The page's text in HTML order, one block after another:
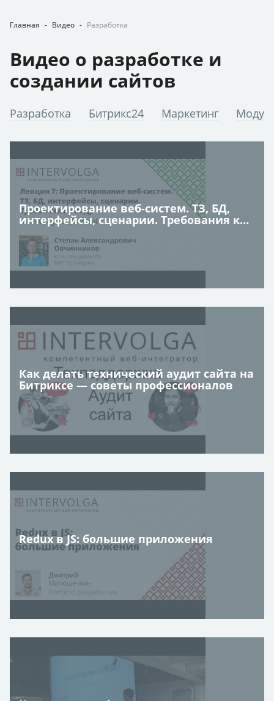
Главная - Видео - Разработка
Видео о разработке и
создании сайтов
Разработка Битрикс24 Маркетинг
Проектирование веб-систем. ТЗ, БД,
интерфейсы, сценарии. Требования к
Как делать технический аудит сайта на
Битриксе — советы профессионалов
Redux в JS: большие приложения